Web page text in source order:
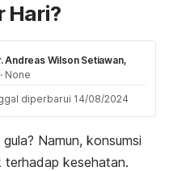
Hari?
Andreas Wilson Setiawan,
· None
diperbarui 14/08/2024
Namun, konsumsi
terhadap kesehatan.